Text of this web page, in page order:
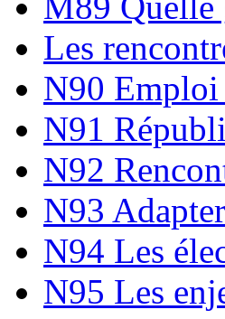
Les
N90
N91
N92
N93
N94 Les
N95 Les